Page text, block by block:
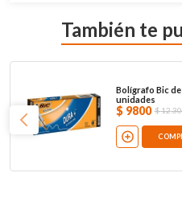
También te
Bolígrafo Bic
unidades
$ 9800 $12.